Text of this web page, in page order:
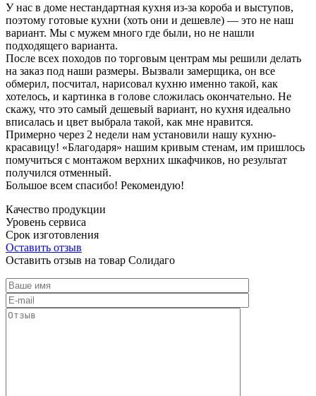
У нас в доме нестандартная кухня из-за короба и выступов,
поэтому готовые кухни (хоть они и дешевле) — это не наш
вариант. Мы с мужем много где были, но не нашли
подходящего варианта.
После всех походов по торговым центрам мы решили делать
на заказ под наши размеры. Вызвали замерщика, он все
обмерил, посчитал, нарисовал кухню именно такой, как
хотелось, и картинка в голове сложилась окончательно. Не
скажу, что это самый дешевый вариант, но кухня идеально
вписалась и цвет выбрала такой, как мне нравится.
Примерно через 2 недели нам установили нашу кухню-
красавицу! «Благодаря» нашим кривым стенам, им пришлось
помучиться с монтажом верхних шкафчиков, но результат
получился отменный.
Большое всем спасибо! Рекомендую!
Качество продукции
Уровень сервиса
Срок изготовления
Оставить отзыв
Оставить отзыв на товар Солидаго